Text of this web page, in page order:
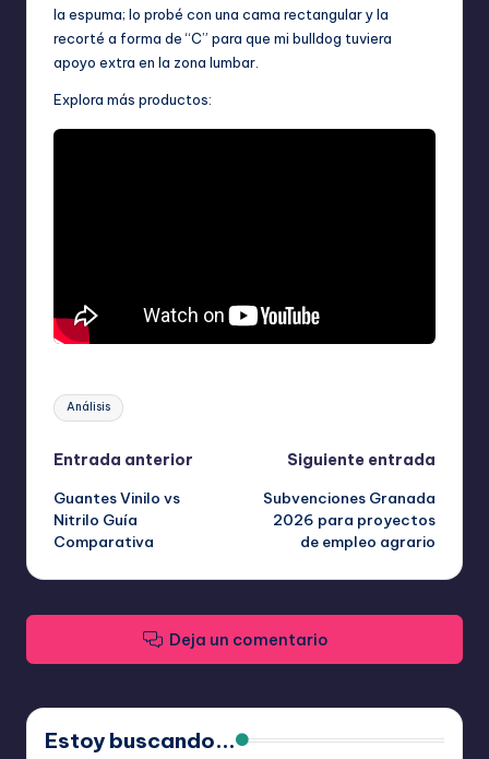
la espuma; lo probé con una cama rectangular y la
recorté a forma de “C” para que mi bulldog tuviera
apoyo extra en la zona lumbar.
Explora más productos:
Etiquetas:
Análisis
Navegación
de
entradas
Entrada anterior
Guantes Vinilo vs
Nitrilo Guía
Comparativa
Siguiente entrada
Subvenciones Granada
2026 para proyectos
de empleo agrario
Deja un comentario
Estoy buscando...